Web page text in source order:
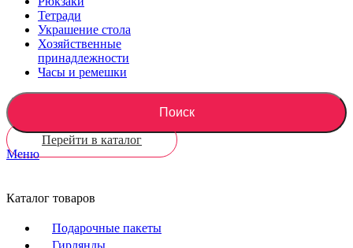
Тетради
Украшение стола
Хозяйственные
принадлежности
Часы и ремешки
Поиск
Перейти в каталог
Меню
Каталог товаров
Подарочные пакеты
Гирлянды